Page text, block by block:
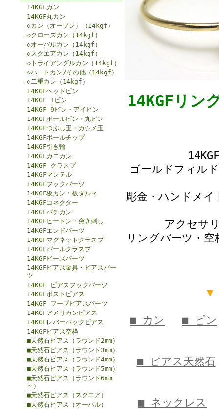
14KGFカン
14KGF丸カン
◇カン（オープン）（14kgf）
◇クローズカン（14kgf）
◇オーバルカン（14kgf）
◇スクエアカン（14kgf）
◇トライアングルカン（14kgf）
◇ハートカン/その他（14kgf）
◇二重カン（14kgf）
14KGFヘッドピン
14KGF Tピン
14KGF 9ピン・アイピン
14KGFボールピン・丸ピン
14KGFつぶし玉・カシメ玉
14KGFボールチップ
14KGF引き輪
14KGFカニカン
14KGF クラスプ
14KGFマンテル
14KGFフックパーツ
14KGF板カン・板ダルマ
14KGFコネクター
14KGFバチカン
14KGFヒートン・突き刺し
14KGFエンドパーツ
14KGFマグネットクラスプ
14KGFパールクラスプ
14KGFビーズパーツ
14KGFピアス金具・ピアスパー
ツ
14KGF ピアスフックパーツ
14KGFポストピアス
14KGF フープピアスパーツ
14KGFアメリカンピアス
14KGFレバーバックピアス
14KGFピアス空枠
■天然石ピアス（ラウンド2mm）
■天然石ピアス（ラウンド3mm）
■天然石ピアス（ラウンド4mm）
■天然石ピアス（ラウンド5mm）
■天然石ピアス（ラウンド6mm
～）
■天然石ピアス（スクエア）
■天然石ピアス（オーバル）
14KGFリン
ゴールドフィル
彫金・ハンドメイ
アクセサ
リングパーツ・
▼
■ カン ■ ピン
■ ピアス天然石
■ ネックレス